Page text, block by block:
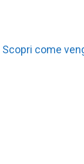
Scopri come